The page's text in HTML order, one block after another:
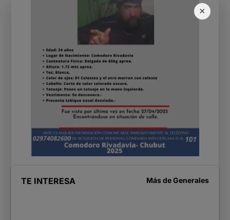
×
TE INTERESA Más deGenerales